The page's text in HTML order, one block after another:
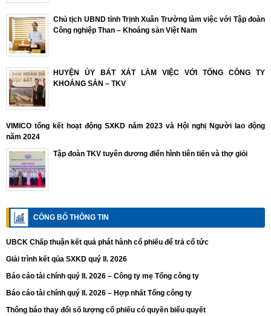
Chủ tịch UBND tỉnh Trịnh Xuân Trường làm việc với Tập đoàn
Công nghiệp Than – Khoáng sản Việt Nam
HUYỆN ỦY BÁT XÁT LÀM VIỆC VỚI TỔNG CÔNG TY
KHOÁNG SẢN – TKV
VIMICO tổng kết hoạt động SXKD năm 2023 và Hội nghị Người lao động
năm 2024
Tập đoàn TKV tuyên dương điển hình tiên tiến và thợ giỏi
CÔNG BỐ THÔNG TIN
UBCK Chấp thuận kết quả phát hành cổ phiếu để trả cổ tức
Giải trình kết qủa SXKD quý II. 2026
Báo cáo tài chính quý II. 2026 – Công ty mẹ Tổng công ty
Báo cáo tài chính quý II. 2026 – Hợp nhất Tổng công ty
Thông báo thay đổi số lượng cổ phiếu có quyền biểu quyết